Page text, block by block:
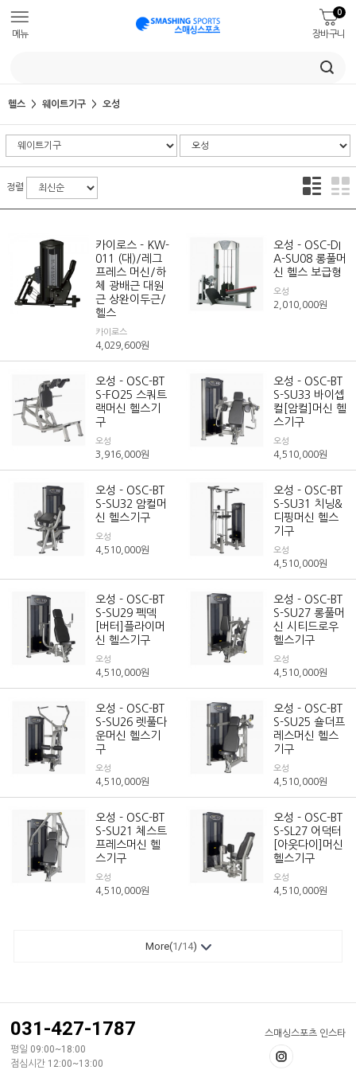
메뉴 장바구니
0
헬스 웨이트기구 오성
정렬
카이로스 - KW-
011 (대)/레그
프레스 머신/하
체 광배근 대원
근 상완이두근/
헬스
카이로스
4,029,600원
오성 - OSC-DI
A-SU08 롱풀머
신 헬스 보급형
오성
2,010,000원
오성 - OSC-BT
S-FO25 스쿼트
랙머신 헬스기
구
오성
3,916,000원
오성 - OSC-BT
S-SU33 바이셉
컬[암컬]머신 헬
스기구
오성
4,510,000원
오성 - OSC-BT
S-SU32 암컬머
신 헬스기구
오성
4,510,000원
오성 - OSC-BT
S-SU31 치닝&
디핑머신 헬스
기구
오성
4,510,000원
오성 - OSC-BT
S-SU29 펙덱
[버터]플라이머
신 헬스기구
오성
4,510,000원
오성 - OSC-BT
S-SU27 롱풀머
신 시티드로우
헬스기구
오성
4,510,000원
오성 - OSC-BT
S-SU26 렛풀다
운머신 헬스기
구
오성
4,510,000원
오성 - OSC-BT
S-SU25 숄더프
레스머신 헬스
기구
오성
4,510,000원
오성 - OSC-BT
S-SU21 체스트
프레스머신 헬
스기구
오성
4,510,000원
오성 - OSC-BT
S-SL27 어덕터
[아웃다이]머신
헬스기구
오성
4,510,000원
More(1/14)
스매싱스포츠 인스타
031-427-1787
평일 09:00~18:00
점심시간 12:00~13:00